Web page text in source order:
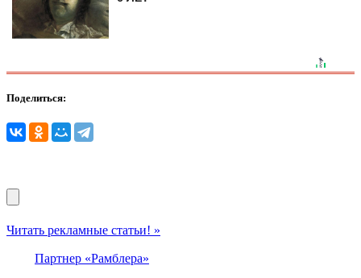
Поделиться:
Читать рекламные статьи! »
Партнер «Рамблера»